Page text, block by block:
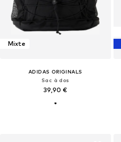
Mixte
ADIDAS ORIGINALS
Sac à dos
39,90 €